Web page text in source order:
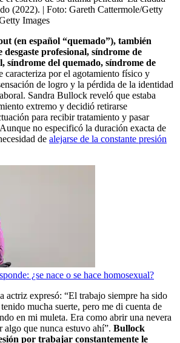
(2022). | Foto: Gareth Cattermole/Getty
Images
(en español “quemado”), también
desgaste profesional, síndrome de
síndrome del quemado, síndrome de
caracteriza por el agotamiento físico y
de logro y la pérdida de la identidad
Sandra Bullock reveló que estaba
extremo y decidió retirarse
para recibir tratamiento y pasar
no especificó la duración exacta de
de alejarse de la constante presión
¿se nace o se hace homosexual?
actriz expresó: “El trabajo siempre ha sido
mucha suerte, pero me di cuenta de
en mi muleta. Era como abrir una nevera
algo que nunca estuvo ahí”. Bullock
por trabajar constantemente le